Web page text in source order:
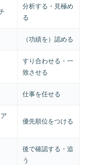
分析する・見極め
る
（功績を）認める
すり合わせる・一
致させる
仕事を任せる
優先順位をつける
後で確認する・追
う